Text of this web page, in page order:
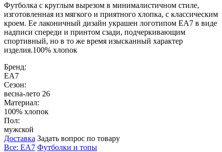
Футболка с круглым вырезом в минималистичном стиле,
изготовленная из мягкого и приятного хлопка, с классическим
кроем. Ее лаконичный дизайн украшен логотипом EA7 в виде
надписи спереди и принтом сзади, подчеркивающим
спортивный, но в то же время изысканный характер
изделия.100% хлопок
Бренд:
EA7
Сезон:
весна-лето 26
Материал:
100% хлопок
Пол:
мужской
Доставка Задать вопрос по товару
Все: EA7 Футболки и топы